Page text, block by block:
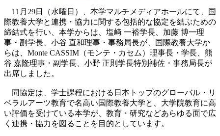
11月29日（水曜日）、本学マルチメディアホールにて、国
際教養大学と連携・協力に関する包括的な協定を結ぶための
締結式を行い、本学からは、塩﨑 一裕学長、加藤 博一理
事・副学長、小谷 直和理事・事務局長が、国際教養大学か
らは、Monte CASSIM（モンテ・カセム）理事長・学長、熊
谷 嘉隆理事・副学長、小野 正則学長特別補佐・事務局長が
出席しました。
同協定は、学士課程における日本トップのグローバル・リ
ベラルアーツ教育で名高い国際教養大学と、大学院教育に高
い評価を受けている本学が、教育・研究などあらゆる面で広
く連携・協力を図ることを目的としています。